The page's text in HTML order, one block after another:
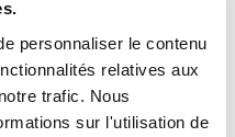
personnaliser le contenu
relatives aux
trafic. Nous
sur l'utilisation de
UNIT ROBOTICS & E-
– CLEVERTECH
Group